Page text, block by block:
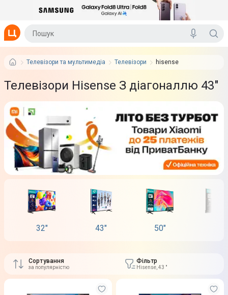
Телевізори та мультимедіа Телевізори hisense
Телевізори Hisense З діагоналлю 43"
32" 43" 50"
Сортування
за популярністю
Фільтр
Hisense, 43 "